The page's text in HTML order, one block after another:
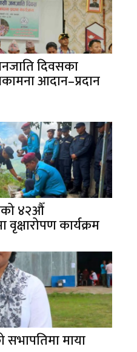
दिवसका
आदान–प्रदान
४२औँ
कार्यक्रम
सभापतिमा माया